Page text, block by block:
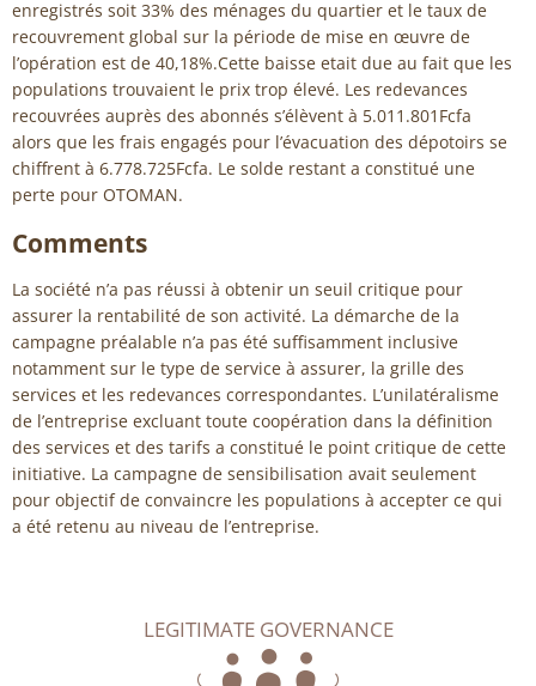
enregistrés soit 33% des ménages du quartier et le taux de
recouvrement global sur la période de mise en œuvre de
l’opération est de 40,18%.Cette baisse etait due au fait que les
populations trouvaient le prix trop élevé. Les redevances
recouvrées auprès des abonnés s’élèvent à 5.011.801Fcfa
alors que les frais engagés pour l’évacuation des dépotoirs se
chiffrent à 6.778.725Fcfa. Le solde restant a constitué une
perte pour OTOMAN.
Comments
La société n’a pas réussi à obtenir un seuil critique pour
assurer la rentabilité de son activité. La démarche de la
campagne préalable n’a pas été suffisamment inclusive
notamment sur le type de service à assurer, la grille des
services et les redevances correspondantes. L’unilatéralisme
de l’entreprise excluant toute coopération dans la définition
des services et des tarifs a constitué le point critique de cette
initiative. La campagne de sensibilisation avait seulement
pour objectif de convaincre les populations à accepter ce qui
a été retenu au niveau de l’entreprise.
LEGITIMATE GOVERNANCE